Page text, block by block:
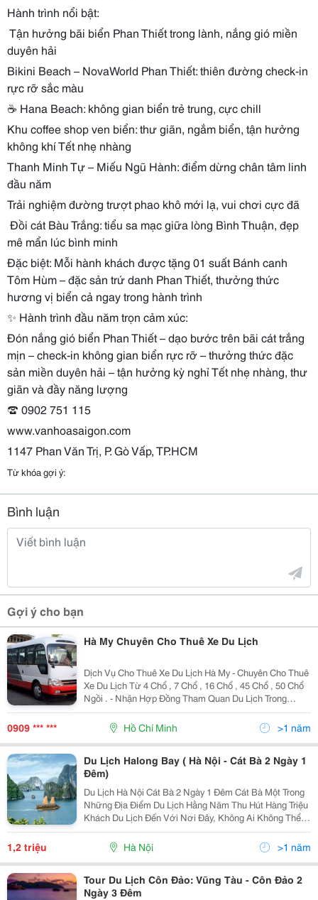
Hành trình nổi bật:
️ Tận hưởng bãi biển Phan Thiết trong lành, nắng gió miền
duyên hải
Bikini Beach – NovaWorld Phan Thiết: thiên đường check-in
rực rỡ sắc màu
☕ Hana Beach: không gian biển trẻ trung, cực chill
Khu coffee shop ven biển: thư giãn, ngắm biển, tận hưởng
không khí Tết nhẹ nhàng
Thanh Minh Tự – Miếu Ngũ Hành: điểm dừng chân tâm linh
đầu năm
Trải nghiệm đường trượt phao khô mới lạ, vui chơi cực đã
️ Đồi cát Bàu Trắng: tiểu sa mạc giữa lòng Bình Thuận, đẹp
mê mẩn lúc bình minh
Đặc biệt: Mỗi hành khách được tặng 01 suất Bánh canh
Tôm Hùm – đặc sản trứ danh Phan Thiết, thưởng thức
hương vị biển cả ngay trong hành trình
✨ Hành trình đầu năm trọn cảm xúc:
Đón nắng gió biển Phan Thiết – dạo bước trên bãi cát trắng
mịn – check-in không gian biển rực rỡ – thưởng thức đặc
sản miền duyên hải – tận hưởng kỳ nghỉ Tết nhẹ nhàng, thư
giãn và đầy năng lượng ️
☎ 0902 751 115
www.vanhoasaigon.com
1147 Phan Văn Trị, P. Gò Vấp, TP.HCM
Từ khóa gợi ý:
Bình luận
Gợi ý cho bạn
Hà My Chuyên Cho Thuê Xe Du Lịch
Dịch Vụ Cho Thuê Xe Du Lịch Hà My - Chuyên Cho Thuê
Xe Du Lịch Từ 4 Chổ , 7 Chổ , 16 Chổ , 45 Chổ , 50 Chổ
Ngồi . - Nhận Hợp Đồng Tham Quan Du Lịch Trong
Nước - Nhận Hợp Đồng Thuê Xe Tháng Dài Hạn , Ngắn
Hạn Các Quý Công Ty , Dntn Trong Nước - Nhận H
0909 *** *** Hồ Chí Minh >1 năm
Du Lịch Halong Bay ( Hà Nội - Cát Bà 2 Ngày 1
Đêm)
Du Lịch Hà Nội Cát Bà 2 Ngày 1 Đêm Cát Bà Một Trong
Những Địa Điểm Du Lịch Hằng Năm Thu Hút Hàng Triệu
Khách Du Lịch Đến Với Nơi Đây, Không Ai Không Thể
Phủ Nhận Vẻ Đẹp Của Vùng Biển Cát Bà Xinh Đẹp Và
Huyền Ảo Làm Mê Hoặc Long Người Khi Đến Với...
1,2 triệu Hà Nội >1 năm
Tour Du Lịch Côn Đảo: Vũng Tàu - Côn Đảo 2
Ngày 3 Đêm